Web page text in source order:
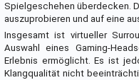
Spielgeschehen überdecken.
auszuprobieren und auf eine
Insgesamt ist virtueller
Auswahl eines Gaming-
Erlebnis ermöglicht. Es ist
Klangqualität nicht